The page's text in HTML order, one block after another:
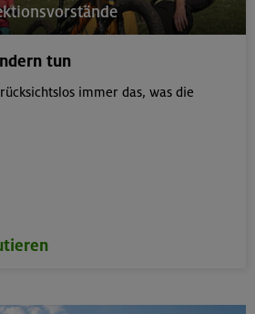
tun
immer das, was die